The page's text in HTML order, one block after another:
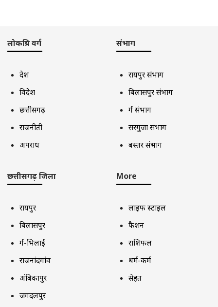
लोकप्रिय वर्ग
देश
विदेश
छत्तीसगढ़
राजनीती
अपराध
संभाग
रायपुर संभाग
बिलासपुर संभाग
दुर्ग संभाग
सरगुजा संभाग
बस्तर संभाग
छत्तीसगढ़ जिला
रायपुर
बिलासपुर
दुर्ग-भिलाई
राजनांदगांव
अंबिकापुर
जगदलपुर
More
लाइफ स्टाइल
फैशन
राशिफल
धर्म-कर्म
सेहत